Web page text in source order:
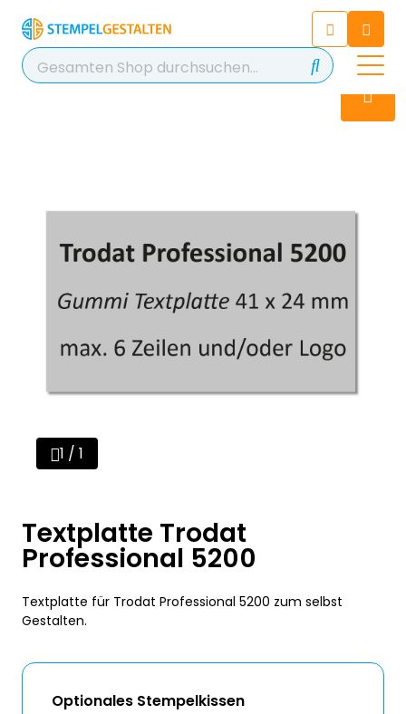
Chatten Sie 24/7 mit unserem
hilfreichen Chatbot
Kontakt
+49 2038 0480 403
1 / 1
Textplatte Trodat
Professional 5200
Textplatte für Trodat Professional 5200 zum selbst
Gestalten.
Optionales Stempelkissen